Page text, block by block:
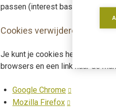
passen (interest based targeting)
Cookies verwijderen
Je kunt je cookies het
browsers en een link naar de
Google Chrome
Mozilla Firefox